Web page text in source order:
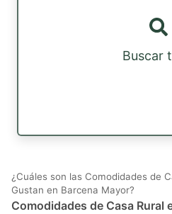
Buscar
¿Cuáles son las Comodidades de
Gustan en Barcena Mayor?
Comodidades de Casa Rural